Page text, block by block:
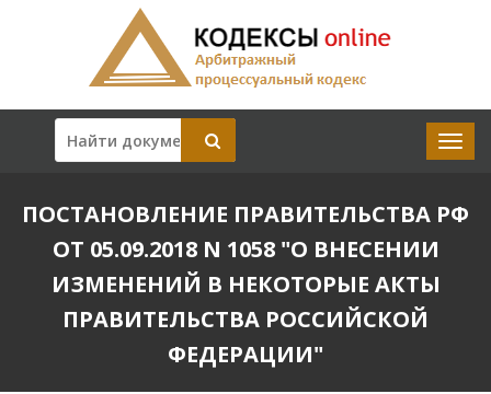
ПОСТАНОВЛЕНИЕ ПРАВИТЕЛЬСТВА РФ
ОТ 05.09.2018 N 1058 "О ВНЕСЕНИИ
ИЗМЕНЕНИЙ В НЕКОТОРЫЕ АКТЫ
ПРАВИТЕЛЬСТВА РОССИЙСКОЙ
ФЕДЕРАЦИИ"